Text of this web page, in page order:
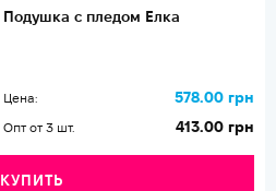
Подушка с пледом Елка
Цена: 578.00 грн
Опт от 3 шт. 413.00 грн
КУПИТЬ